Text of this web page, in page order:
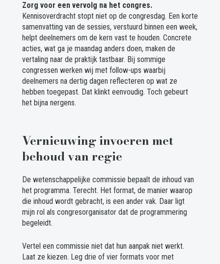
Zorg voor een vervolg na het congres.
Kennisoverdracht stopt niet op de congresdag. Een korte
samenvatting van de sessies, verstuurd binnen een week,
helpt deelnemers om de kern vast te houden. Concrete
acties, wat ga je maandag anders doen, maken de
vertaling naar de praktijk tastbaar. Bij sommige
congressen werken wij met follow-ups waarbij
deelnemers na dertig dagen reflecteren op wat ze
hebben toegepast. Dat klinkt eenvoudig. Toch gebeurt
het bijna nergens.
Vernieuwing invoeren met
behoud van regie
De wetenschappelijke commissie bepaalt de inhoud van
het programma. Terecht. Het format, de manier waarop
die inhoud wordt gebracht, is een ander vak. Daar ligt
mijn rol als congresorganisator dat de programmering
begeleidt.
Vertel een commissie niet dat hun aanpak niet werkt.
Laat ze kiezen. Leg drie of vier formats voor met